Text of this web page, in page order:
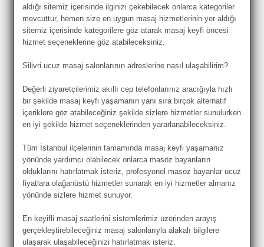
aldığı sitemiz içerisinde ilginizi çekebilecek onlarca kategoriler
mevcuttur, hemen size en uygun masaj hizmetlerinin yer aldığı
sitemiz içerisinde kategorilere göz atarak masaj keyfi öncesi
hizmet seçeneklerine göz atabileceksiniz.
Silivri ucuz masaj salonlarının adreslerine nasıl ulaşabilirim?
Değerli ziyaretçilerimiz akıllı cep telefonlarınız aracığıyla hızlı
bir şekilde masaj keyfi yaşamanın yanı sıra birçok alternatif
içeriklere göz atabileceğiniz şekilde sizlere hizmetler sunulurken
en iyi şekilde hizmet seçeneklerinden yararlanabileceksiniz.
Tüm İstanbul ilçelerinin tamamında masaj keyfi yaşamanız
yönünde yardımcı olabilecek onlarca masöz bayanların
olduklarını hatırlatmak isteriz, profesyonel masöz bayanlar ucuz
fiyatlara olağanüstü hizmetler sunarak en iyi hizmetler almanız
yönünde sizlere hizmet sunuyor.
En keyifli masaj saatlerini sistemlerimiz üzerinden arayış
gerçekleştirebileceğiniz masaj salonlarıyla alakalı bilgilere
ulaşarak ulaşabileceğinizi hatırlatmak isteriz.